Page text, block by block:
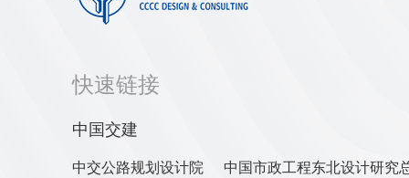
快速链接
中国交建
中交公路规划设计院 中国市政工程东北设计研究